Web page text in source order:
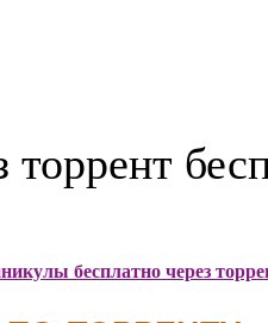
торрент
бесплатно через